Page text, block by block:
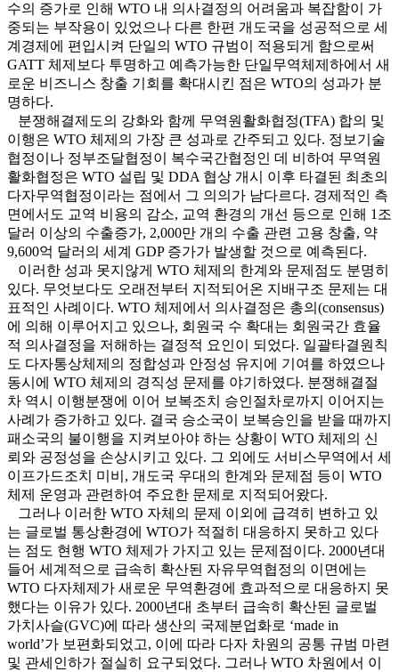
수의 증가로 인해 WTO 내 의사결정의 어려움과 복잡함이 가
중되는 부작용이 있었으나 다른 한편 개도국을 성공적으로 세
계경제에 편입시켜 단일의 WTO 규범이 적용되게 함으로써
GATT 체제보다 투명하고 예측가능한 단일무역체제하에서 새
로운 비즈니스 창출 기회를 확대시킨 점은 WTO의 성과가 분
명하다.
분쟁해결제도의 강화와 함께 무역원활화협정(TFA) 합의 및
이행은 WTO 체제의 가장 큰 성과로 간주되고 있다. 정보기술
협정이나 정부조달협정이 복수국간협정인 데 비하여 무역원
활화협정은 WTO 설립 및 DDA 협상 개시 이후 타결된 최초의
다자무역협정이라는 점에서 그 의의가 남다르다. 경제적인 측
면에서도 교역 비용의 감소, 교역 환경의 개선 등으로 인해 1조
달러 이상의 수출증가, 2,000만 개의 수출 관련 고용 창출, 약
9,600억 달러의 세계 GDP 증가가 발생할 것으로 예측된다.
이러한 성과 못지않게 WTO 체제의 한계와 문제점도 분명히
있다. 무엇보다도 오래전부터 지적되어온 지배구조 문제는 대
표적인 사례이다. WTO 체제에서 의사결정은 총의(consensus)
에 의해 이루어지고 있으나, 회원국 수 확대는 회원국간 효율
적 의사결정을 저해하는 결정적 요인이 되었다. 일괄타결원칙
도 다자통상체제의 정합성과 안정성 유지에 기여를 하였으나
동시에 WTO 체제의 경직성 문제를 야기하였다. 분쟁해결절
차 역시 이행분쟁에 이어 보복조치 승인절차로까지 이어지는
사례가 증가하고 있다. 결국 승소국이 보복승인을 받을 때까지
패소국의 불이행을 지켜보아야 하는 상황이 WTO 체제의 신
뢰와 공정성을 손상시키고 있다. 그 외에도 서비스무역에서 세
이프가드조치 미비, 개도국 우대의 한계와 문제점 등이 WTO
체제 운영과 관련하여 주요한 문제로 지적되어왔다.
그러나 이러한 WTO 자체의 문제 이외에 급격히 변하고 있
는 글로벌 통상환경에 WTO가 적절히 대응하지 못하고 있다
는 점도 현행 WTO 체제가 가지고 있는 문제점이다. 2000년대
들어 세계적으로 급속히 확산된 자유무역협정의 이면에는
WTO 다자체제가 새로운 무역환경에 효과적으로 대응하지 못
했다는 이유가 있다. 2000년대 초부터 급속히 확산된 글로벌
가치사슬(GVC)에 따라 생산의 국제분업화로 ‘made in
world’가 보편화되었고, 이에 따라 다자 차원의 공통 규범 마련
및 관세인하가 절실히 요구되었다. 그러나 WTO 차원에서 이